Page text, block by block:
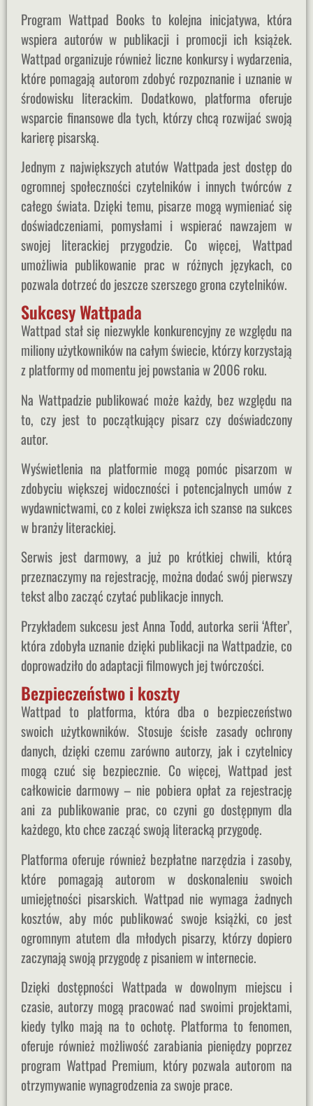
Program Wattpad Books to kolejna inicjatywa, która
wspiera autorów w publikacji i promocji ich książek.
Wattpad organizuje również liczne konkursy i wydarzenia,
które pomagają autorom zdobyć rozpoznanie i uznanie w
środowisku literackim. Dodatkowo, platforma oferuje
wsparcie finansowe dla tych, którzy chcą rozwijać swoją
karierę pisarską.
Jednym z największych atutów Wattpada jest dostęp do
ogromnej społeczności czytelników i innych twórców z
całego świata. Dzięki temu, pisarze mogą wymieniać się
doświadczeniami, pomysłami i wspierać nawzajem w
swojej literackiej przygodzie. Co więcej, Wattpad
umożliwia publikowanie prac w różnych językach, co
pozwala dotrzeć do jeszcze szerszego grona czytelników.
Sukcesy Wattpada
Wattpad stał się niezwykle konkurencyjny ze względu na
miliony użytkowników na całym świecie, którzy korzystają
z platformy od momentu jej powstania w 2006 roku.
Na Wattpadzie publikować może każdy, bez względu na
to, czy jest to początkujący pisarz czy doświadczony
autor.
Wyświetlenia na platformie mogą pomóc pisarzom w
zdobyciu większej widoczności i potencjalnych umów z
wydawnictwami, co z kolei zwiększa ich szanse na sukces
w branży literackiej.
Serwis jest darmowy, a już po krótkiej chwili, którą
przeznaczymy na rejestrację, można dodać swój pierwszy
tekst albo zacząć czytać publikacje innych.
Przykładem sukcesu jest Anna Todd, autorka serii ‘After’,
która zdobyła uznanie dzięki publikacji na Wattpadzie, co
doprowadziło do adaptacji filmowych jej twórczości.
Bezpieczeństwo i koszty
Wattpad to platforma, która dba o bezpieczeństwo
swoich użytkowników. Stosuje ścisłe zasady ochrony
danych, dzięki czemu zarówno autorzy, jak i czytelnicy
mogą czuć się bezpiecznie. Co więcej, Wattpad jest
całkowicie darmowy – nie pobiera opłat za rejestrację
ani za publikowanie prac, co czyni go dostępnym dla
każdego, kto chce zacząć swoją literacką przygodę.
Platforma oferuje również bezpłatne narzędzia i zasoby,
które pomagają autorom w doskonaleniu swoich
umiejętności pisarskich. Wattpad nie wymaga żadnych
kosztów, aby móc publikować swoje książki, co jest
ogromnym atutem dla młodych pisarzy, którzy dopiero
zaczynają swoją przygodę z pisaniem w internecie.
Dzięki dostępności Wattpada w dowolnym miejscu i
czasie, autorzy mogą pracować nad swoimi projektami,
kiedy tylko mają na to ochotę. Platforma to fenomen,
oferuje również możliwość zarabiania pieniędzy poprzez
program Wattpad Premium, który pozwala autorom na
otrzymywanie wynagrodzenia za swoje prace.